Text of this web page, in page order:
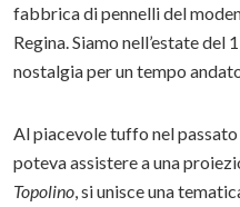
fabbrica di pennelli del
Regina. Siamo nell’estate
nostalgia per un tempo
Al piacevole tuffo nel
poteva assistere a una
Topolino , si unisce una